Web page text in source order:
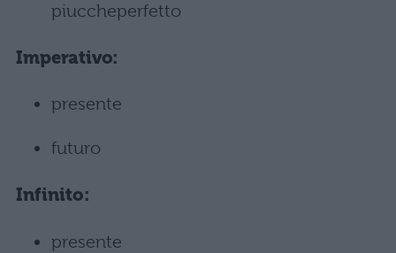
piuccheperfetto
Imperativo:
presente
futuro
Infinito:
presente